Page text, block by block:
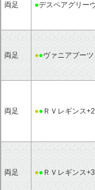
両足 ●デスペアグリー
両足 ●●ヴァニアブーツ
両足 ●● ＲＶレギンス+2
両足 ●● ＲＶレギンス+3